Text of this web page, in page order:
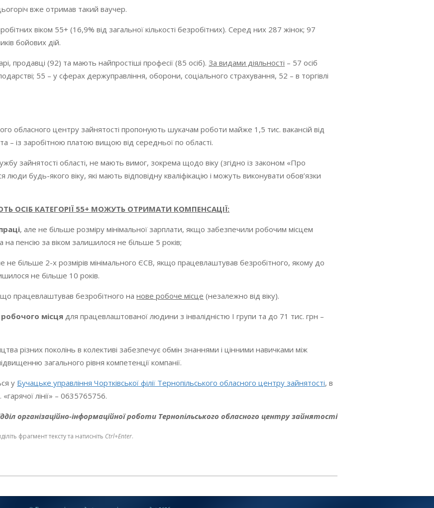
вже отримав такий ваучер.
віком 55+ (16,9% від загальної кількості безробітних). Серед них 287 жінок; 97
бойових дій.
продавці (92) та мають найпростіші професії (85 осіб). За видами діяльності – 57 осіб
55 – у сферах держуправління, оборони, соціального страхування, 52 – в торгівлі
обласного центру зайнятості пропонують шукачам роботи майже 1,5 тис. вакансій від
– із заробітною платою вищою від середньої по області.
зайнятості області, не мають вимог, зокрема щодо віку (згідно із законом «Про
будь-якого віку, які мають відповідну кваліфікацію і можуть виконувати обов’язки
ОСІБ КАТЕГОРІЇ 55+ МОЖУТЬ ОТРИМАТИ КОМПЕНСАЦІЇ:
, але не більше розміру мінімальної зарплати, якщо забезпечили робочим місцем
пенсію за віком залишилося не більше 5 років;
не більше 2-х розмірів мінімального ЄСВ, якщо працевлаштував безробітного, якому до
не більше 10 років.
працевлаштував безробітного нанове робоче місце (незалежно від віку).
місцядля працевлаштованої людини з інвалідністю І групи та до 71 тис. грн –
різних поколінь в колективі забезпечує обмін знаннями і цінними навичками між
загального рівня компетенції компанії.
у Бучацьке управління Чортківської філії Тернопільського обласного центру зайнятості, в
лінії» – 0635765756.
організаційно-інформаційної роботи Тернопільського обласного центру зайнятості
фрагмент тексту та натисніть Ctrl+Enter.